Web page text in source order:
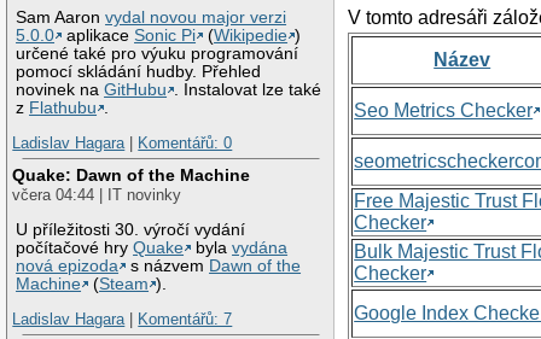
Sam Aaronvydal novou major verzi
5.0.0
aplikaceSonic Pi (Wikipedie )
určené také pro výuku programování
pomocí skládání hudby. Přehled
novinek naGitHubu
. Instalovat lze také
z Flathubu
Ladislav Hagara| Komentářů: 0
Quake: Dawn of the Machine
včera 04:44 | IT novinky
U příležitosti 30. výročí vydání
počítačové hryQuake bylavydána
nová epizoda
s názvem Dawn of the
Machine
(Steam ).
Ladislav Hagara| Komentářů: 7
V tomto adresáři
Název
Seo Metrics Checker
Free Majestic Trust
Checker
Bulk Majestic Trust
Checker
Google Index